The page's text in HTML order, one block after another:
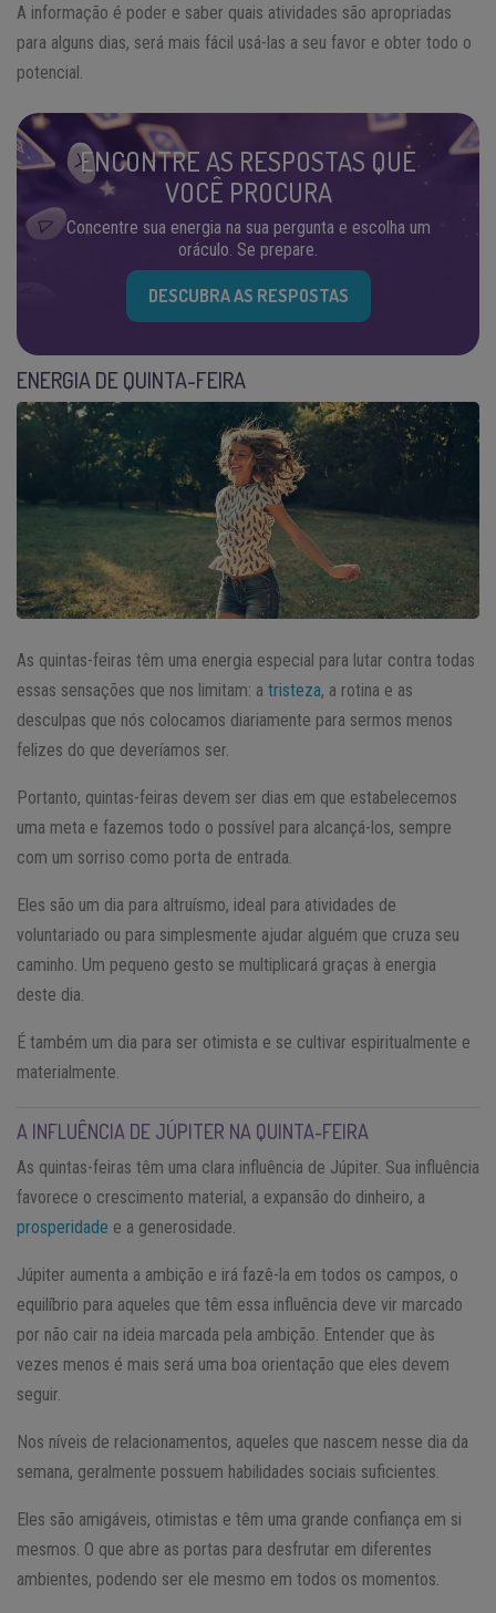
A informação é poder e saber quais atividades são apropriadas
para alguns dias, será mais fácil usá-las a seu favor e obter todo o
potencial.
ENCONTRE AS RESPOSTAS QUE
VOCÊ PROCURA
Concentre sua energia na sua pergunta e escolha um
oráculo. Se prepare.
DESCUBRA AS RESPOSTAS
ENERGIA DE QUINTA-FEIRA
As quintas-feiras têm uma energia especial para lutar contra todas
essas sensações que nos limitam: a tristeza, a rotina e as
desculpas que nós colocamos diariamente para sermos menos
felizes do que deveríamos ser.
Portanto, quintas-feiras devem ser dias em que estabelecemos
uma meta e fazemos todo o possível para alcançá-los, sempre
com um sorriso como porta de entrada.
Eles são um dia para altruísmo, ideal para atividades de
voluntariado ou para simplesmente ajudar alguém que cruza seu
caminho. Um pequeno gesto se multiplicará graças à energia
deste dia.
É também um dia para ser otimista e se cultivar espiritualmente e
materialmente.
A INFLUÊNCIA DE JÚPITER NA QUINTA-FEIRA
As quintas-feiras têm uma clara influência de Júpiter. Sua influência
favorece o crescimento material, a expansão do dinheiro, a
prosperidade e a generosidade.
Júpiter aumenta a ambição e irá fazê-la em todos os campos, o
equilíbrio para aqueles que têm essa influência deve vir marcado
por não cair na ideia marcada pela ambição. Entender que às
vezes menos é mais será uma boa orientação que eles devem
seguir.
Nos níveis de relacionamentos, aqueles que nascem nesse dia da
semana, geralmente possuem habilidades sociais suficientes.
Eles são amigáveis, otimistas e têm uma grande confiança em si
mesmos. O que abre as portas para desfrutar em diferentes
ambientes, podendo ser ele mesmo em todos os momentos.